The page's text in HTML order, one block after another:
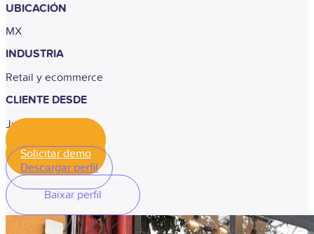
UBICACIÓN
MX
INDUSTRIA
Retail y ecommerce
CLIENTE DESDE
Junho de 2025
Solicitar demo
Descargar perfil
Baixar perfil